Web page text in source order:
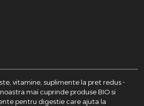
vitamine, suplimente la pret redus -
mai cuprinde produse BIO si
pentru digestie care ajuta la